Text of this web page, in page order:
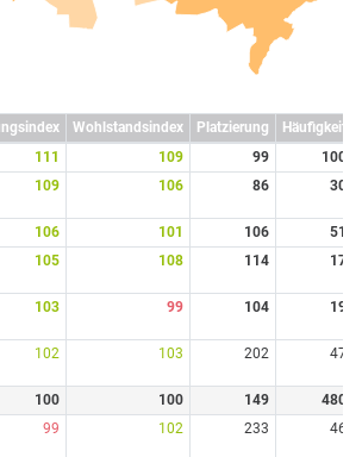
Wohlstandsindex Platzierung Häufigkeit
111 109 99
100
109 106 86 30
106 101 106
51
105 108 114 17
103 99 104 19
102 103 202 47
100 100 149
480
99 102 233 46